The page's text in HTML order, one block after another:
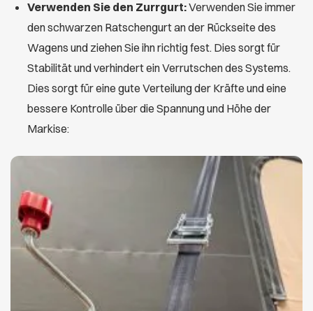
Verwenden Sie den Zurrgurt:Verwenden Sie immer
den schwarzen Ratschengurt an der Rückseite des
Wagens und ziehen Sie ihn richtig fest. Dies sorgt für
Stabilität und verhindert ein Verrutschen des Systems.
Dies sorgt für eine gute Verteilung der Kräfte und eine
bessere Kontrolle über die Spannung und Höhe der
Markise: